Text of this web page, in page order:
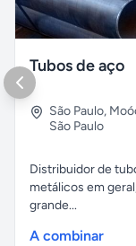
Tubos de aço
São Paulo,
São Paulo
Distribuidor de
metálicos em
grande...
A combinar